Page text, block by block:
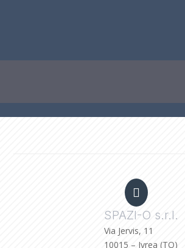

SPAZI-O s.r.l.
Via Jervis, 11
10015 – Ivrea (TO)